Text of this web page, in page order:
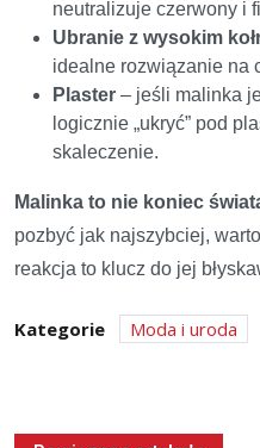
neutralizuje czerwony i
Ubranie z wysokim
idealne rozwiązanie na
Plaster – jeśli malinka
logicznie „ukryć” pod
skaleczenie.
Malinka to nie koniec
pozbyć jak najszybciej,
reakcja to klucz do jej
Kategorie Moda i uroda